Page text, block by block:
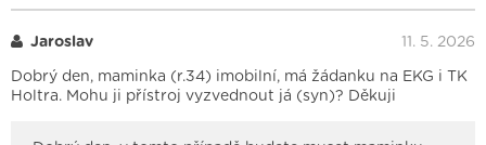
Jaroslav 11. 5. 2026
Dobrý den, maminka (r.34) imobilní, má žádanku na EKG i TK
Holtra. Mohu ji přístroj vyzvednout já (syn)? Děkuji